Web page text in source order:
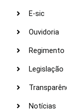
E-sic
Ouvidoria
Regimento
Legislação
Notícias